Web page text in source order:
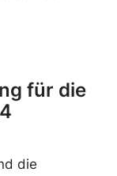
für die
die